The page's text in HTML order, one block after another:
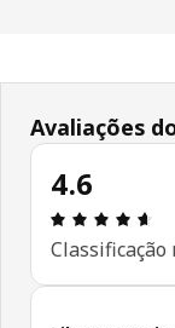
Avaliações
4.6
Classificação
Ignorar avaliações